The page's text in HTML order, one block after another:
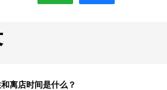
离店时间是什么？